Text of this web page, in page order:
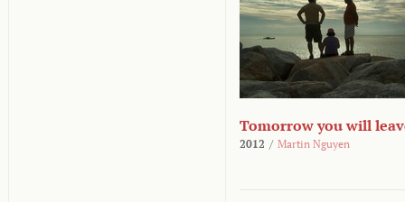
Tomorrow you will
2012 / Martin Nguyen